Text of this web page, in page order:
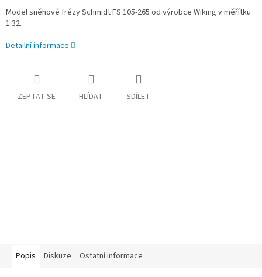
Model sněhové frézy Schmidt FS 105-265 od výrobce Wiking v měřítku
1:32.
Detailní informace
ZEPTAT SE HLÍDAT SDÍLET
Popis Diskuze Ostatní informace